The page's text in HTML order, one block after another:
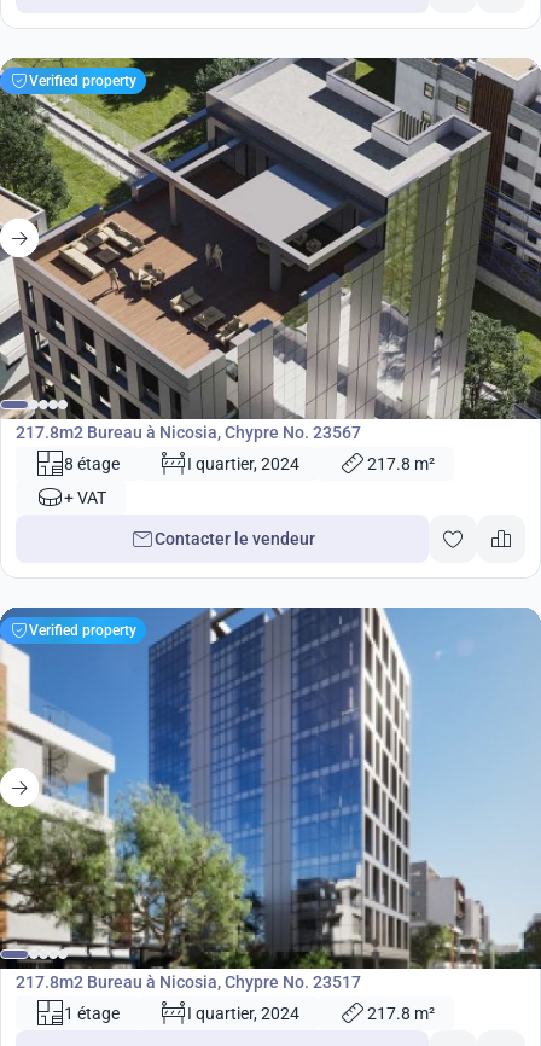
Verified property
€1 060 000
Bureau
217.8m2 Bureau à Nicosia, Chypre No. 23567
8 étage
I quartier, 2024
217.8 m²
+ VAT
Contacter le vendeur
Verified property
€848 000
Bureau
217.8m2 Bureau à Nicosia, Chypre No. 23517
1 étage
I quartier, 2024 217.8 m²